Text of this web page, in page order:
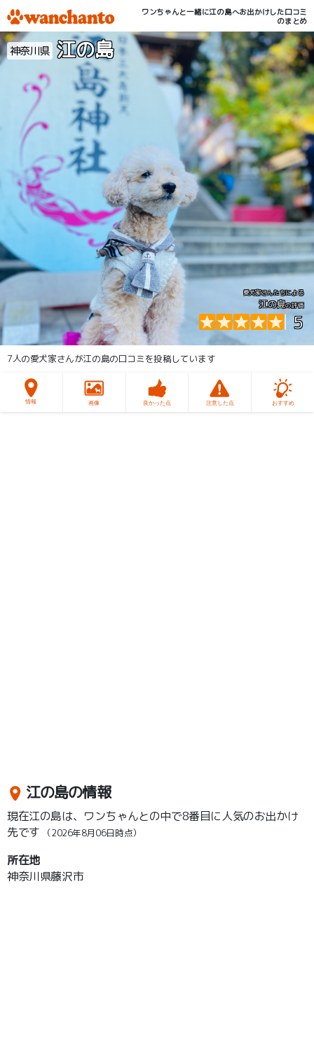
ワンちゃんと一緒に江の島へお出かけした口コミ
のまとめ
神奈川県 江の島
愛犬家さんたちによる
江の島の評価
5
7人の愛犬家さんが江の島の口コミを投稿しています
情報 画像 良かった点 注意した点 おすすめ
江の島の情報
現在江の島は、ワンちゃんとの中で8番目に人気のお出かけ
先です
（2026年8月06日時点）
所在地
神奈川県藤沢市